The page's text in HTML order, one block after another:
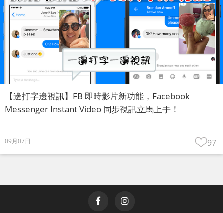
【邊打字邊視訊】FB 即時影片新功能，Facebook
Messenger Instant Video 同步視訊立馬上手！
09月07日 97